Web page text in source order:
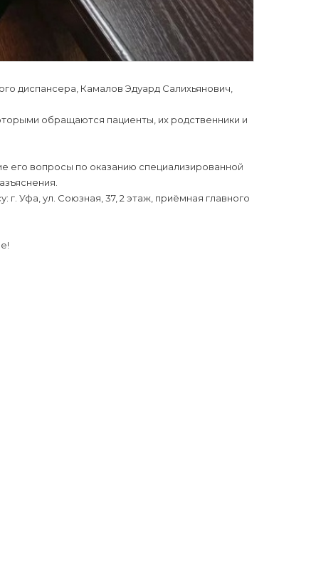
диспансера, Камалов Эдуард Салихьянович,
обращаются пациенты, их родственники и
его вопросы по оказанию специализированной
Уфа, ул. Союзная, 37, 2 этаж, приёмная главного